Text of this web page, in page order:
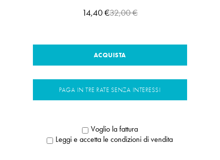
14,40 €32,00 €
ACQUISTA
PAGA IN TRE RATE SENZA INTERESSI
Voglio la fattura
Leggi e accetta le condizioni di vendita